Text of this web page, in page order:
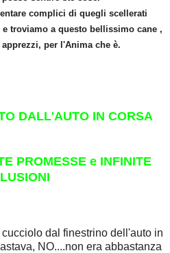
complici di quegli scellerati
troviamo a questo bellissimo cane ,
per l'Anima che è.
DALL'AUTO IN CORSA
PROMESSE e INFINITE
dal finestrino dell'auto in
NO....non era abbastanza